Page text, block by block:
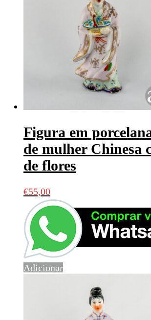
Figura em
de mulher Chinesa
de flores
€55,00
Adicionar